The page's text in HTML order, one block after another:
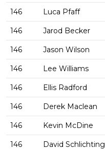
146 Luca Pfaff
146 Jarod Becker
146 Jason Wilson
146 Lee Williams
146 Ellis Radford
146 Derek Maclean
146 Kevin McDine
146 David Schlichting